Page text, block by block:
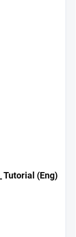
Tutorial (Eng)